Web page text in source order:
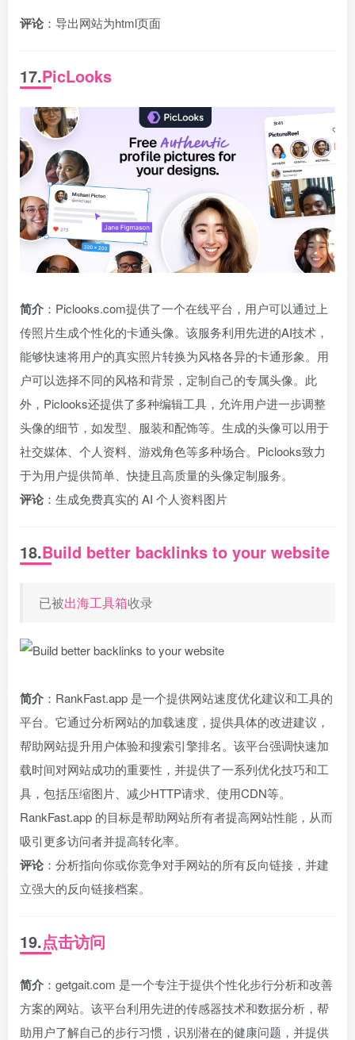
评论：导出网站为html页面
17.PicLooks
简介 ：Piclooks.com提供了一个在线平台，用户可以通过上
传照片生成个性化的卡通头像。该服务利用先进的AI技术，
能够快速将用户的真实照片转换为风格各异的卡通形象。用
户可以选择不同的风格和背景，定制自己的专属头像。此
外，Piclooks还提供了多种编辑工具，允许用户进一步调整
头像的细节，如发型、服装和配饰等。生成的头像可以用于
社交媒体、个人资料、游戏角色等多种场合。Piclooks致力
于为用户提供简单、快捷且高质量的头像定制服务。
评论：生成免费真实的 AI 个人资料图片
18.Build better backlinks to your website
已被出海工具箱收录
简介 ：RankFast.app 是一个提供网站速度优化建议和工具的
平台。它通过分析网站的加载速度，提供具体的改进建议，
帮助网站提升用户体验和搜索引擎排名。该平台强调快速加
载时间对网站成功的重要性，并提供了一系列优化技巧和工
具，包括压缩图片、减少HTTP请求、使用CDN等。
RankFast.app 的目标是帮助网站所有者提高网站性能，从而
吸引更多访问者并提高转化率。
评论：分析指向你或你竞争对手网站的所有反向链接，并建
立强大的反向链接档案。
19.点击访问
简介 ：getgait.com 是一个专注于提供个性化步行分析和改善
方案的网站。该平台利用先进的传感器技术和数据分析，帮
助用户了解自己的步行习惯，识别潜在的健康问题，并提供